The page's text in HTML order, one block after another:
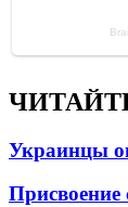
Украинцы
Присвоение